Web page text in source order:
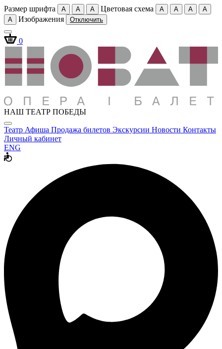
Размер шрифта A A A Цветовая схема A A A
A
A
Изображения Отключить
0
НАШ ТЕАТР ПОБЕДЫ
Театр Афиша Продажа билетов Экскурсии Новости Контакты
Личный кабинет
ENG